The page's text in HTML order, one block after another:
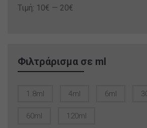
Ελάχιστη
Μέγιστη
Τιμή: 10€ — 20€
Φιλτράρισμα σε ml
1.8ml 4ml 6ml
60ml 120ml